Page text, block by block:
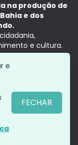
na produção de
e dos
e cultura.
presente,
e
FECHAR